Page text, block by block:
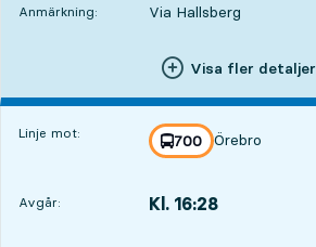
Anmärkning: Via Hallsberg
Visa fler detaljer
Linje mot: linje
700
mot
Örebro
,
Avgår: Kl. 16:28